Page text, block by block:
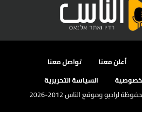
أعلن معنا
تواصل معنا
السياسة التحريرية
وموقع الناس 2012-2026